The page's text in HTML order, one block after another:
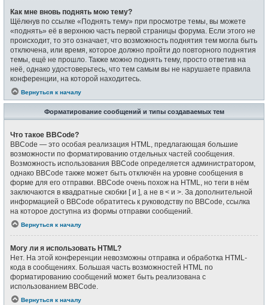
Как мне вновь поднять мою тему?
Щёлкнув по ссылке «Поднять тему» при просмотре темы, вы можете
«поднять» её в верхнюю часть первой страницы форума. Если этого не
происходит, то это означает, что возможность поднятия тем могла быть
отключена, или время, которое должно пройти до повторного поднятия
темы, ещё не прошло. Также можно поднять тему, просто ответив на
неё, однако удостоверьтесь, что тем самым вы не нарушаете правила
конференции, на которой находитесь.
Вернуться к началу
Форматирование сообщений и типы создаваемых тем
Что такое BBCode?
BBCode — это особая реализация HTML, предлагающая большие
возможности по форматированию отдельных частей сообщения.
Возможность использования BBCode определяется администратором,
однако BBCode также может быть отключён на уровне сообщения в
форме для его отправки. BBCode очень похож на HTML, но теги в нём
заключаются в квадратные скобки [ и ], а не в < и >. За дополнительной
информацией о BBCode обратитесь к руководству по BBCode, ссылка
на которое доступна из формы отправки сообщений.
Вернуться к началу
Могу ли я использовать HTML?
Нет. На этой конференции невозможны отправка и обработка HTML-
кода в сообщениях. Большая часть возможностей HTML по
форматированию сообщений может быть реализована с
использованием BBCode.
Вернуться к началу